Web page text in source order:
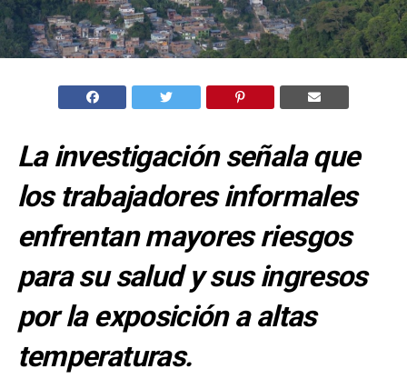
La investigación señala que
los trabajadores informales
enfrentan mayores riesgos
para su salud y sus ingresos
por la exposición a altas
temperaturas.